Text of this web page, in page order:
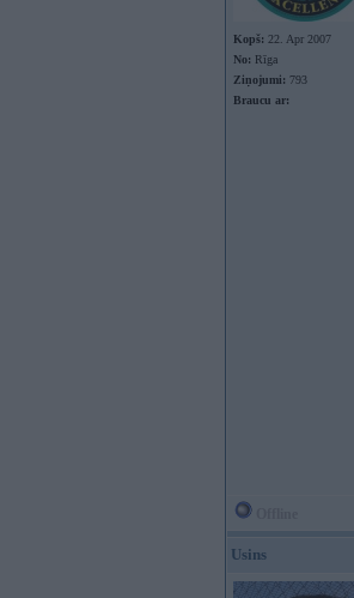
Kopš: 22. Apr 2007
No: Rīga
Ziņojumi: 793
Braucu ar:
Usins